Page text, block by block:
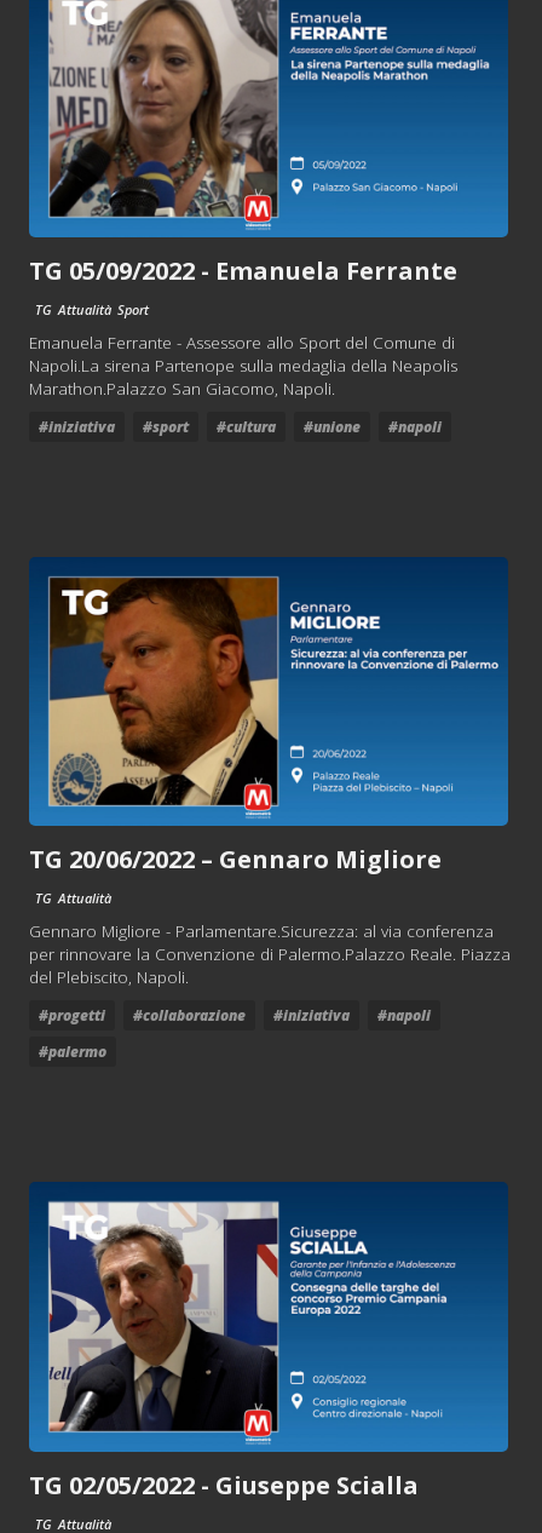
TG 05/09/2022 - Emanuela Ferrante
TG Attualità Sport
Emanuela Ferrante - Assessore allo Sport del Comune di
Napoli.La sirena Partenope sulla medaglia della Neapolis
Marathon.Palazzo San Giacomo, Napoli.
#iniziativa #sport #cultura #unione #napoli
TG 20/06/2022 – Gennaro Migliore
TG Attualità
Gennaro Migliore - Parlamentare.Sicurezza: al via conferenza
per rinnovare la Convenzione di Palermo.Palazzo Reale. Piazza
del Plebiscito, Napoli.
#progetti #collaborazione #iniziativa
#napoli
#palermo
TG 02/05/2022 - Giuseppe Scialla
TG Attualità